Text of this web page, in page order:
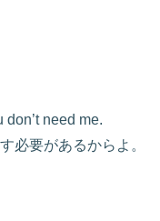
need me.
必要があるからよ。